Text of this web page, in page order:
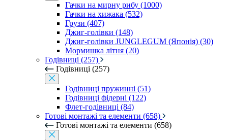
Гачки на мирну рибу (1000)
Гачки на хижака (532)
Грузи (407)
Джиг-голівки (148)
Джиг-голівки JUNGLEGUM (Японія) (30)
Мормишка літня (20)
Годівниці (257)
Годівниці (257)
Годівниці пружинні (51)
Годівниці фідерні (122)
Флет-годівниці (84)
Готові монтажі та елементи (658)
Готові монтажі та елементи (658)